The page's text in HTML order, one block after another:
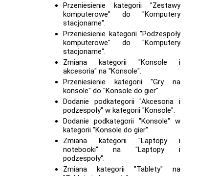
Przeniesienie kategorii "Zestawy
komputerowe" do "Komputery
stacjonarne".
Przeniesienie kategorii "Podzespoły
komputerowe" do "Komputery
stacjonarne".
Zmiana kategorii "Konsole i
akcesoria" na "Konsole".
Przeniesienie kategorii "Gry na
konsole" do "Konsole do gier".
Dodanie podkategorii "Akcesoria i
podzespoły" w kategorii "Konsole".
Dodanie podkategorii "Konsole" w
kategorii "Konsole do gier".
Zmiana kategorii "Laptopy i
notebooki" na "Laptopy i
podzespoły".
Zmiana kategorii "Tablety" na